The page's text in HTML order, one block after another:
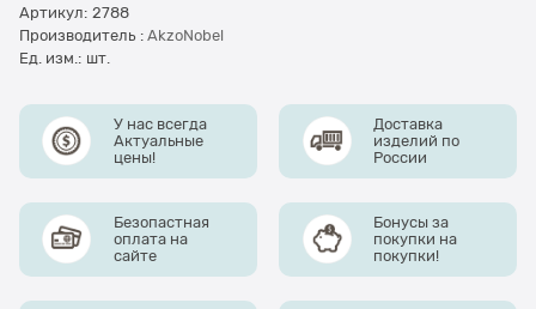
Артикул: 2788
Производитель : AkzoNobel
Ед. изм.: шт.
У нас всегда
Актуальные
цены!
Доставка
изделий по
России
Безопастная
оплата на
сайте
Бонусы за
покупки на
покупки!